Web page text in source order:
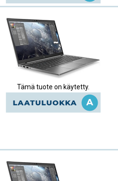
Tämä tuote on käytetty.